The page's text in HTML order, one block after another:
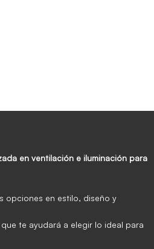
en ventilación e iluminación para
opciones en estilo, diseño y
te ayudará a elegir lo ideal para